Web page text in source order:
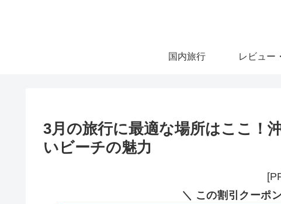
国内旅行 レビュー
3月の旅行に最適な場所はここ！
いビーチの魅力
＼ この割引クーポ